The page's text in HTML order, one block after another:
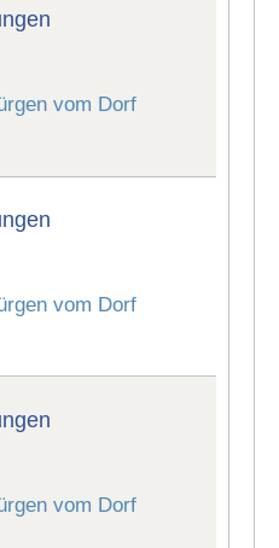
vom Dorf
vom Dorf
vom Dorf